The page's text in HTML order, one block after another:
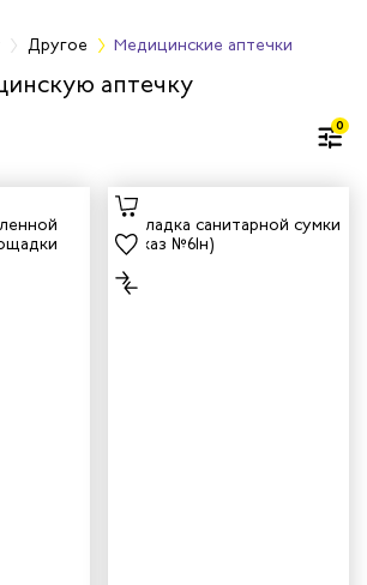
Другое Медицинские аптечки
аптечку
0